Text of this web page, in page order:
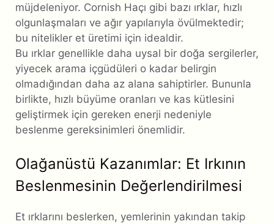
müjdeleniyor. Cornish Haçı gibi bazı ırklar, hızlı
olgunlaşmaları ve ağır yapılarıyla övülmektedir;
bu nitelikler et üretimi için idealdir.
Bu ırklar genellikle daha uysal bir doğa sergilerler,
yiyecek arama içgüdüleri o kadar belirgin
olmadığından daha az alana sahiptirler. Bununla
birlikte, hızlı büyüme oranları ve kas kütlesini
geliştirmek için gereken enerji nedeniyle
beslenme gereksinimleri önemlidir.
Olağanüstü Kazanımlar: Et Irkının
Beslenmesinin Değerlendirilmesi
Et ırklarını beslerken, yemlerinin yakından takip